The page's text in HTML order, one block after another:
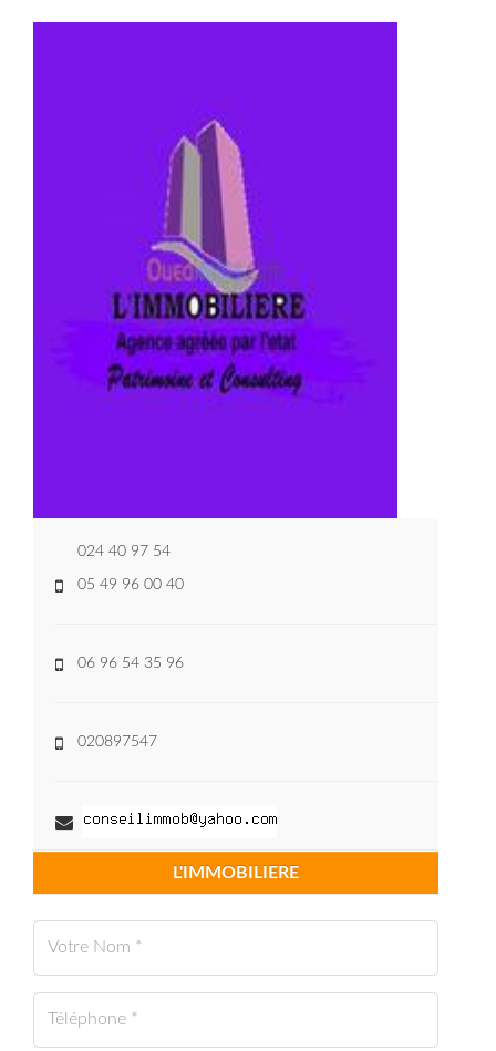
024 40 97 54
05 49 96 00 40
06 96 54 35 96
020897547
L'IMMOBILIERE